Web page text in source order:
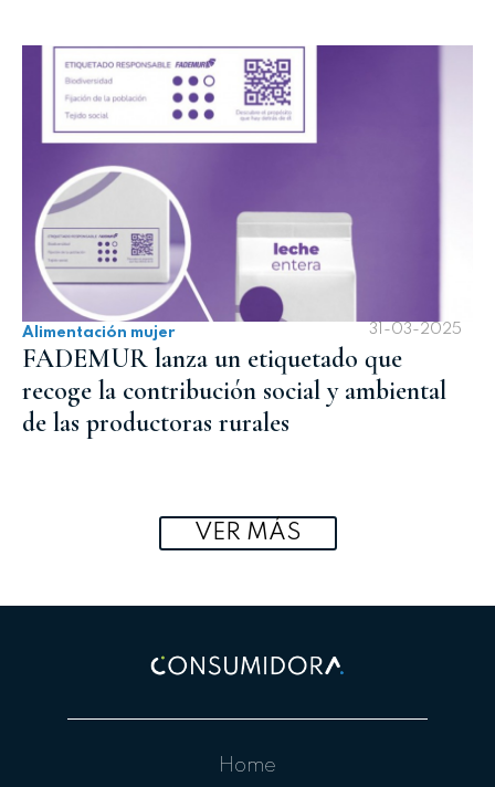
Alimentación mujer 31-03-2025
FADEMUR lanza un etiquetado que
recoge la contribución social y ambiental
de las productoras rurales
VER MÁS
Home